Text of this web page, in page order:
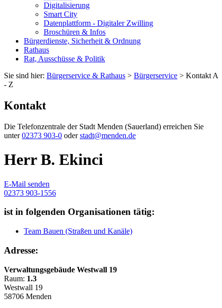
Digitalisierung
Smart City
Datenplattform - Digitaler Zwilling
Broschüren & Infos
Bürgerdienste, Sicherheit & Ordnung
Rathaus
Rat, Ausschüsse & Politik
Sie sind hier: Bürgerservice & Rathaus > Bürgerservice > Kontakt A
- Z
Kontakt
Die Telefonzentrale der Stadt Menden (Sauerland) erreichen Sie
unter02373 903-0 oderstadt@menden.de
Herr B. Ekinci
E-Mail senden
02373 903-1556
ist in folgenden Organisationen tätig:
Team Bauen (Straßen und Kanäle)
Adresse:
Verwaltungsgebäude Westwall 19
Raum: 1.3
Westwall 19
58706 Menden